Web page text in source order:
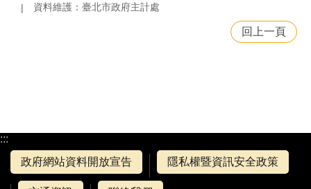
資料維護：臺北市政府主計處
回上一頁
:::
政府網站資料開放宣告
隱私權暨資訊安全政策